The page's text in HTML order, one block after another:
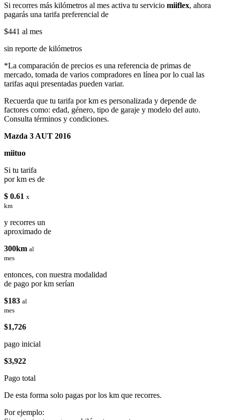
Si recorres más kilómetros al mes activa tu servicio miiflex, ahora
pagarás una tarifa preferencial de
$441 al mes
sin reporte de kilómetros
*La comparación de precios es una referencia de primas de
mercado, tomada de varios compradores en línea por lo cual las
tarifas aqui presentadas pueden variar.
Recuerda que tu tarifa por km es personalizada y depende de
factores como: edad, género, tipo de garaje y modelo del auto.
Consulta términos y condiciones.
Mazda 3 AUT 2016
miituo
Si tu tarifa
por km es de
$ 0.61 x
km
y recorres un
aproximado de
300km al
mes
entonces, con nuestra modalidad
de pago por km serían
$183 al
mes
$1,726
pago inicial
$3,922
Pago total
De esta forma solo pagas por los km que recorres.
Por ejemplo: